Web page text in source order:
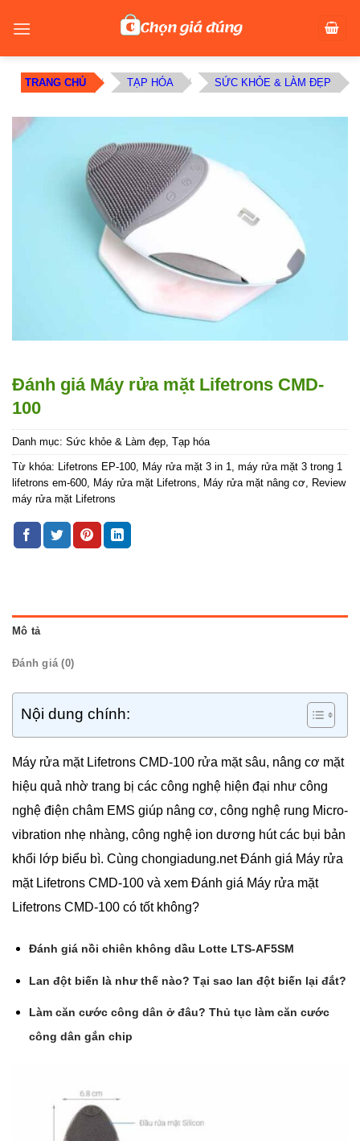
TRANG CHỦ / TẠP HÓA / SỨC KHỎE & LÀM ĐẸP
Đánh giá Máy rửa mặt Lifetrons CMD-
100
Danh mục: Sức khỏe & Làm đẹp, Tạp hóa
Từ khóa: Lifetrons EP-100, Máy rửa mặt 3 in 1, máy rửa mặt 3 trong 1
lifetrons em-600, Máy rửa mặt Lifetrons, Máy rửa mặt nâng cơ, Review
máy rửa mặt Lifetrons
Mô tả
Đánh giá (0)
Nội dung chính:
Máy rửa mặt Lifetrons CMD-100 rửa mặt sâu, nâng cơ mặt
hiệu quả nhờ trang bị các công nghệ hiện đại như công
nghệ điện châm EMS giúp nâng cơ, công nghệ rung Micro-
vibration nhẹ nhàng, công nghệ ion dương hút các bụi bản
khổi lớp biểu bì. Cùng chongiadung.net Đánh giá Máy rửa
mặt Lifetrons CMD-100 và xem Đánh giá Máy rửa mặt
Lifetrons CMD-100 có tốt không?
Đánh giá nồi chiên không dầu Lotte LTS-AF5SM
Lan đột biến là như thế nào? Tại sao lan đột biến lại đắt?
Làm căn cước công dân ở đâu? Thủ tục làm căn cước
công dân gắn chip